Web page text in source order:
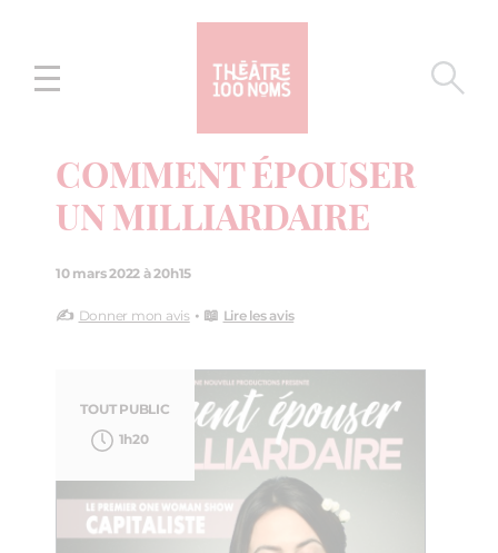
menu
COMMENT ÉPOUSER
UN MILLIARDAIRE
10 mars 2022 à 20h15
✍️ Donner mon avis• 📖 Lire les avis
TOUT PUBLIC
1h20